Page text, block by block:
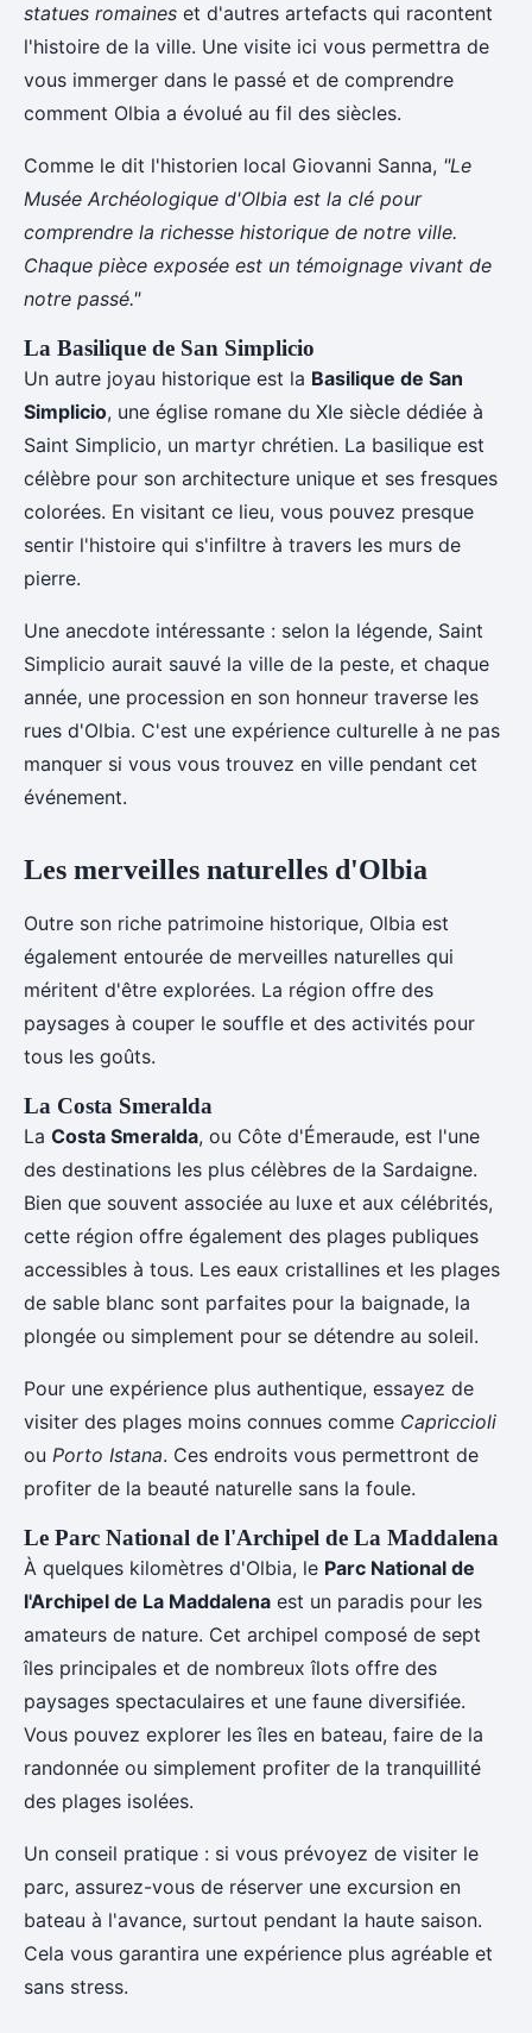
statues romaines et d'autres artefacts qui racontent
l'histoire de la ville. Une visite ici vous permettra de
vous immerger dans le passé et de comprendre
comment Olbia a évolué au fil des siècles.
Comme le dit l'historien local Giovanni Sanna, "Le
Musée Archéologique d'Olbia est la clé pour
comprendre la richesse historique de notre ville.
Chaque pièce exposée est un témoignage vivant de
notre passé."
La Basilique de San Simplicio
Un autre joyau historique est la Basilique de San
Simplicio, une église romane du XIe siècle dédiée à
Saint Simplicio, un martyr chrétien. La basilique est
célèbre pour son architecture unique et ses fresques
colorées. En visitant ce lieu, vous pouvez presque
sentir l'histoire qui s'infiltre à travers les murs de
pierre.
Une anecdote intéressante : selon la légende, Saint
Simplicio aurait sauvé la ville de la peste, et chaque
année, une procession en son honneur traverse les
rues d'Olbia. C'est une expérience culturelle à ne pas
manquer si vous vous trouvez en ville pendant cet
événement.
Les merveilles naturelles d'Olbia
Outre son riche patrimoine historique, Olbia est
également entourée de merveilles naturelles qui
méritent d'être explorées. La région offre des
paysages à couper le souffle et des activités pour
tous les goûts.
La Costa Smeralda
La Costa Smeralda, ou Côte d'Émeraude, est l'une
des destinations les plus célèbres de la Sardaigne.
Bien que souvent associée au luxe et aux célébrités,
cette région offre également des plages publiques
accessibles à tous. Les eaux cristallines et les plages
de sable blanc sont parfaites pour la baignade, la
plongée ou simplement pour se détendre au soleil.
Pour une expérience plus authentique, essayez de
visiter des plages moins connues comme Capriccioli
ou Porto Istana. Ces endroits vous permettront de
profiter de la beauté naturelle sans la foule.
Le Parc National de l'Archipel de La Maddalena
À quelques kilomètres d'Olbia, le Parc National de
l'Archipel de La Maddalena est un paradis pour les
amateurs de nature. Cet archipel composé de sept
îles principales et de nombreux îlots offre des
paysages spectaculaires et une faune diversifiée.
Vous pouvez explorer les îles en bateau, faire de la
randonnée ou simplement profiter de la tranquillité
des plages isolées.
Un conseil pratique : si vous prévoyez de visiter le
parc, assurez-vous de réserver une excursion en
bateau à l'avance, surtout pendant la haute saison.
Cela vous garantira une expérience plus agréable et
sans stress.